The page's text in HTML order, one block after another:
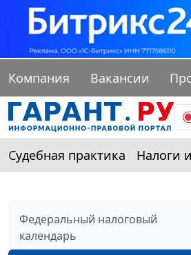
Компания Вакансии
Судебная практика Налоги
Федеральный налоговый
календарь